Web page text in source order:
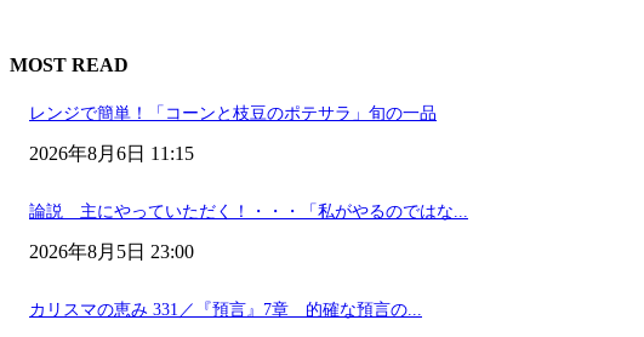
MOST READ
レンジで簡単！「コーンと枝豆のポテサラ」旬の一品
2026年8月6日 11:15
論説 主にやっていただく！・・・「私がやるのではな...
2026年8月5日 23:00
カリスマの恵み 331／『預言』7章 的確な預言の...